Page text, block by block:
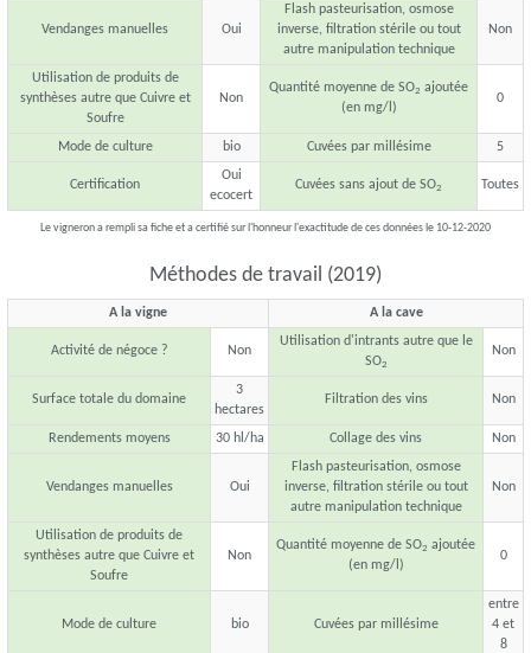
Vendanges manuelles Oui
Flash pasteurisation, osmose
inverse, filtration stérile ou tout
autre manipulation technique
Non
Utilisation de produits de
synthèses autre que Cuivre et
Soufre
Non
Quantité moyenne de SO2 ajoutée
(en mg/l)
0
Mode de culture bio Cuvées par millésime 5
Certification
Oui
ecocert
Cuvées sans ajout de SO2 Toutes
Le vigneron a rempli sa fiche et a certifié sur l'honneur l'exactitude de ces données le 10-12-2020
Méthodes de travail (2019)
A la vigne A la cave
Activité de négoce ? Non
Utilisation d'intrants autre que le
SO2
Non
Surface totale du domaine
3
hectares
Filtration des vins Non
Rendements moyens 30 hl/ha Collage des vins Non
Vendanges manuelles Oui
Flash pasteurisation, osmose
inverse, filtration stérile ou tout
autre manipulation technique
Non
Utilisation de produits de
synthèses autre que Cuivre et
Soufre
Non
Quantité moyenne de SO2 ajoutée
(en mg/l)
0
Mode de culture bio Cuvées par millésime
entre
4 et
8